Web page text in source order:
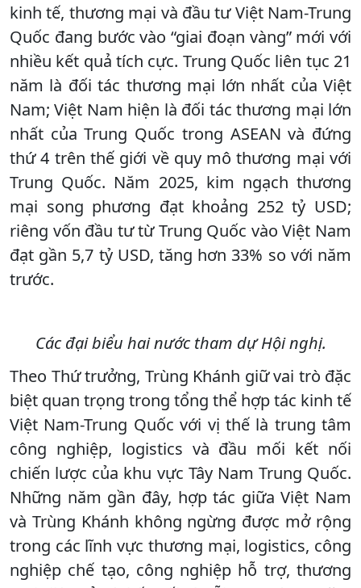
kinh tế, thương mại và đầu tư Việt Nam-Trung
Quốc đang bước vào “giai đoạn vàng” mới với
nhiều kết quả tích cực. Trung Quốc liên tục 21
năm là đối tác thương mại lớn nhất của Việt
Nam; Việt Nam hiện là đối tác thương mại lớn
nhất của Trung Quốc trong ASEAN và đứng
thứ 4 trên thế giới về quy mô thương mại với
Trung Quốc. Năm 2025, kim ngạch thương
mại song phương đạt khoảng 252 tỷ USD;
riêng vốn đầu tư từ Trung Quốc vào Việt Nam
đạt gần 5,7 tỷ USD, tăng hơn 33% so với năm
trước.
Các đại biểu hai nước tham dự Hội nghị.
Theo Thứ trưởng, Trùng Khánh giữ vai trò đặc
biệt quan trọng trong tổng thể hợp tác kinh tế
Việt Nam-Trung Quốc với vị thế là trung tâm
công nghiệp, logistics và đầu mối kết nối
chiến lược của khu vực Tây Nam Trung Quốc.
Những năm gần đây, hợp tác giữa Việt Nam
và Trùng Khánh không ngừng được mở rộng
trong các lĩnh vực thương mại, logistics, công
nghiệp chế tạo, công nghiệp hỗ trợ, thương